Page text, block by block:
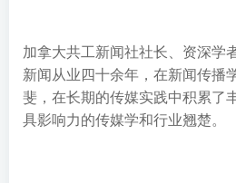
加拿大共工新闻社社长、资深学
新闻从业四十余年，在新闻传播
斐，在长期的传媒实践中积累了
具影响力的传媒学和行业翘楚。